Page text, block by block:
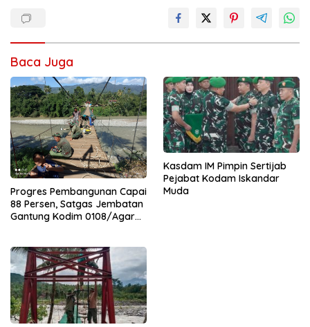
Baca Juga
Progres Pembangunan Capai
88 Persen, Satgas Jembatan
Gantung Kodim 0108/Agara
Kasdam IM Pimpin Sertijab
Pejabat Kodam Iskandar
Muda